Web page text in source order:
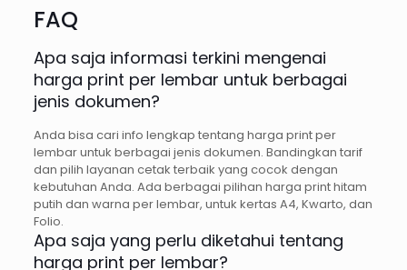
FAQ
Apa saja informasi terkini mengenai
harga print per lembar untuk berbagai
jenis dokumen?
Anda bisa cari info lengkap tentang harga print per
lembar untuk berbagai jenis dokumen. Bandingkan tarif
dan pilih layanan cetak terbaik yang cocok dengan
kebutuhan Anda. Ada berbagai pilihan harga print hitam
putih dan warna per lembar, untuk kertas A4, Kwarto, dan
Folio.
Apa saja yang perlu diketahui tentang
harga print per lembar?